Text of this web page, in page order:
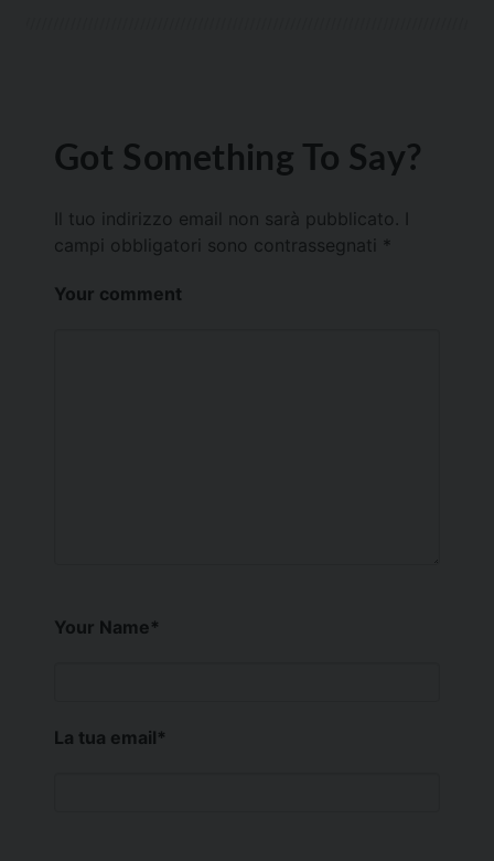
Got Something To Say?
Il tuo indirizzo email non sarà pubblicato.
campi obbligatori sono contrassegnati *
Your comment
Your Name*
La tua email*